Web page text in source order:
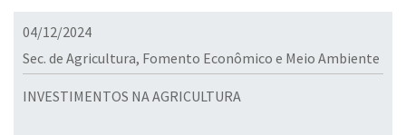
04/12/2024
Sec. de Agricultura, Fomento Econômico e Meio Ambiente
INVESTIMENTOS NA AGRICULTURA